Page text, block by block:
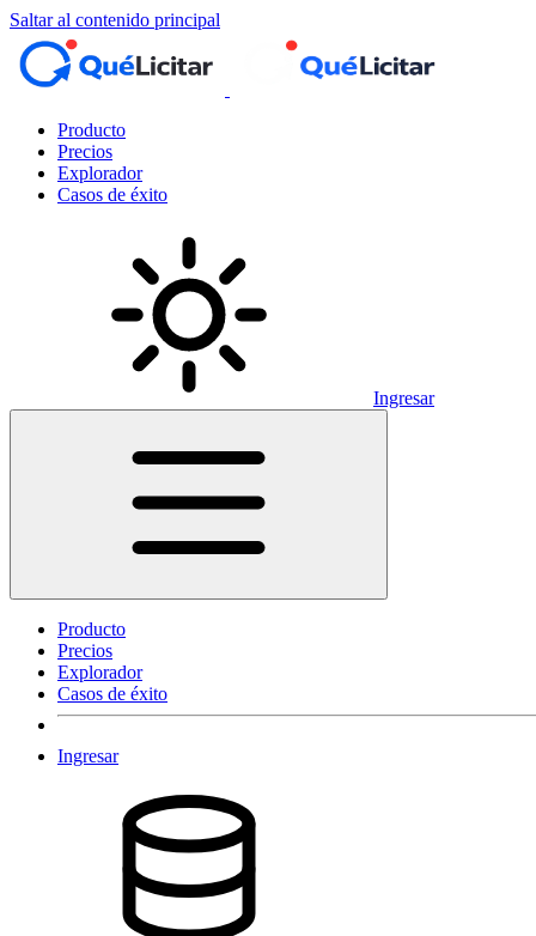
Saltar al contenido principal
Producto
Precios
Explorador
Casos de éxito
Ingresar
Producto
Precios
Explorador
Casos de éxito
Ingresar